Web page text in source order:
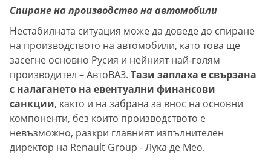
Спиране на производство на автомобили
Нестабилната ситуация може да доведе до спиране
на производството на автомобили, като това ще
засегне основно Русия и нейният най-голям
производител – АвтоВАЗ. Тази заплаха е свързана
с налагането на евентуални финансови
санкции, както и на забрана за внос на основни
компоненти, без които производството е
невъзможно, разкри главният изпълнителен
директор на Renault Group - Лука де Мео.